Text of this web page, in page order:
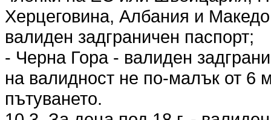
Херцеговина, Албания и
валиден задграничен паспорт;
- Черна Гора - валиден
на валидност не по-малък от 6
пътуването.